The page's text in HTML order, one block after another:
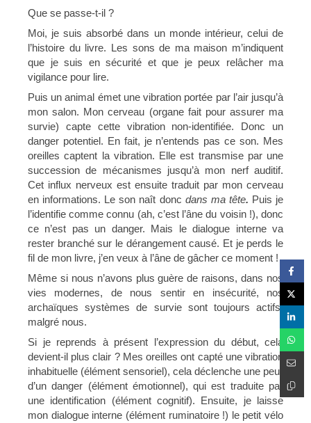
Que se passe-t-il ?
Moi, je suis absorbé dans un monde intérieur, celui de
l’histoire du livre. Les sons de ma maison m’indiquent
que je suis en sécurité et que je peux relâcher ma
vigilance pour lire.
Puis un animal émet une vibration portée par l’air jusqu’à
mon salon. Mon cerveau (organe fait pour assurer ma
survie) capte cette vibration non-identifiée. Donc un
danger potentiel. En fait, je n’entends pas ce son. Mes
oreilles captent la vibration. Elle est transmise par une
succession de mécanismes jusqu’à mon nerf auditif.
Cet influx nerveux est ensuite traduit par mon cerveau
en informations. Le son naît donc dans ma tête. Puis je
l’identifie comme connu (ah, c’est l’âne du voisin !), donc
ce n’est pas un danger. Mais le dialogue interne va
rester branché sur le dérangement causé. Et je perds le
fil de mon livre, j’en veux à l’âne de gâcher ce moment !
Même si nous n’avons plus guère de raisons, dans nos
vies modernes, de nous sentir en insécurité, nos
archaïques systèmes de survie sont toujours actifs,
malgré nous.
Si je reprends à présent l’expression du début, cela
devient-il plus clair ? Mes oreilles ont capté une vibration
inhabituelle (élément sensoriel), cela déclenche une peur
d’un danger (élément émotionnel), qui est traduite par
une identification (élément cognitif). Ensuite, je laisse
mon dialogue interne (élément ruminatoire !) le petit vélo